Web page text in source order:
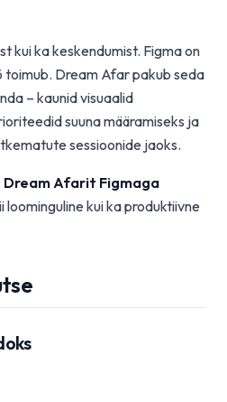
kui ka keskendumist. Figma on
toimub. Dream Afar pakub seda
– kaunid visuaalid
suuna määramiseks ja
sessioonide jaoks.
Dream Afarit Figmaga
loominguline kui ka produktiivne